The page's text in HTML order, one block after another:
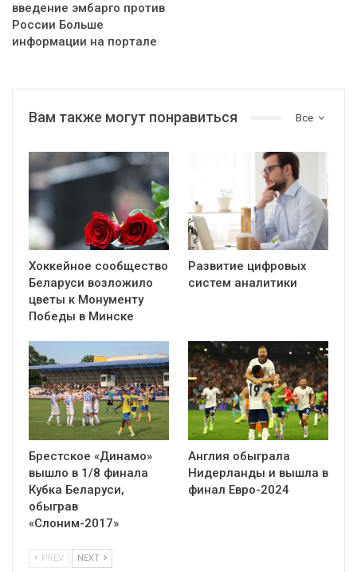
введение эмбарго против
России Больше
информации на портале
Все
Вам также могут понравиться
Хоккейное сообщество
Беларуси возложило
цветы к Монументу
Победы в Минске
Развитие цифровых
систем аналитики
Брестское «Динамо»
вышло в 1/8 финала
Кубка Беларуси,
обыграв
«Слоним-2017»
Англия обыграла
Нидерланды и вышла в
финал Евро-2024
PREV NEXT